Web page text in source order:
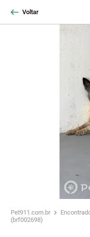
Voltar
Pet911.com.br
(brf002698)